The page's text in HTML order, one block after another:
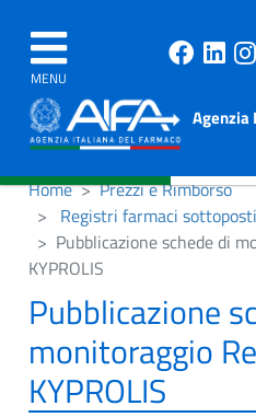
MENU
Agenzia
Home
Prezzi e Rimborso
Registri farmaci
Pubblicazione schede di
KYPROLIS
Pubblicazione
monitoraggio
KYPROLIS